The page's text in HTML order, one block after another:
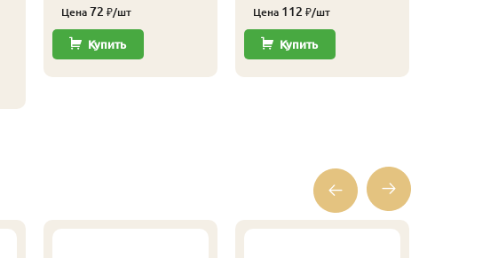
Цена 72 ₽/шт
Купить
Цена 112 ₽/шт
Купить